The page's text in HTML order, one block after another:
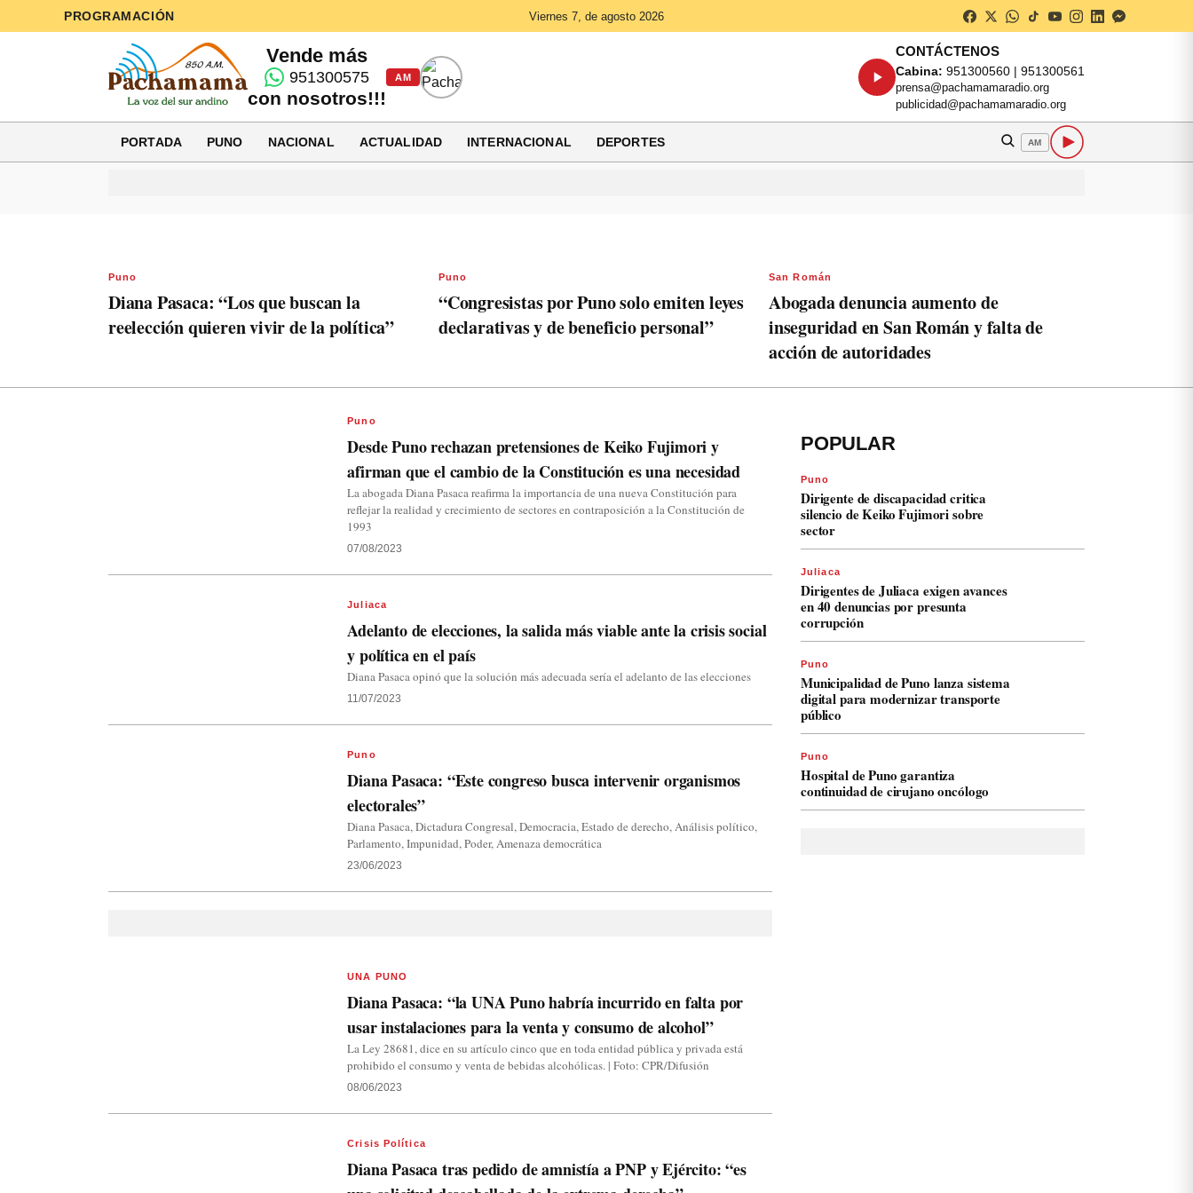
PROGRAMACIÓN Viernes 7, de agosto 2026
Vende más
951300575
con nosotros!!!
AM
CONTÁCTENOS
Cabina: 951300560 | 951300561
prensa@pachamamaradio.org
publicidad@pachamamaradio.org
PORTADA PUNO NACIONAL ACTUALIDAD INTERNACIONAL DEPORTES AM
Puno
Diana Pasaca: “Los que buscan la
reelección quieren vivir de la política”
Puno
“Congresistas por Puno solo emiten leyes
declarativas y de beneficio personal”
San Román
Abogada denuncia aumento de
inseguridad en San Román y falta de
acción de autoridades
Puno
Desde Puno rechazan pretensiones de Keiko Fujimori y
afirman que el cambio de la Constitución es una necesidad
La abogada Diana Pasaca reafirma la importancia de una nueva Constitución para
reflejar la realidad y crecimiento de sectores en contraposición a la Constitución de
1993
07/08/2023
Juliaca
Adelanto de elecciones, la salida más viable ante la crisis social
y política en el país
Diana Pasaca opinó que la solución más adecuada sería el adelanto de las elecciones
11/07/2023
Puno
Diana Pasaca: “Este congreso busca intervenir organismos
electorales”
Diana Pasaca, Dictadura Congresal, Democracia, Estado de derecho, Análisis político,
Parlamento, Impunidad, Poder, Amenaza democrática
23/06/2023
UNA PUNO
Diana Pasaca: “la UNA Puno habría incurrido en falta por
usar instalaciones para la venta y consumo de alcohol”
La Ley 28681, dice en su artículo cinco que en toda entidad pública y privada está
prohibido el consumo y venta de bebidas alcohólicas. | Foto: CPR/Difusión
08/06/2023
Crisis Política
Diana Pasaca tras pedido de amnistía a PNP y Ejército: “es
POPULAR
Puno
Dirigente de discapacidad critica
silencio de Keiko Fujimori sobre
sector
Juliaca
Dirigentes de Juliaca exigen avances
en 40 denuncias por presunta
corrupción
Puno
Municipalidad de Puno lanza sistema
digital para modernizar transporte
público
Puno
Hospital de Puno garantiza
continuidad de cirujano oncólogo